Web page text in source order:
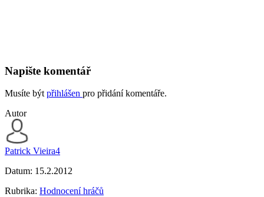
Napište komentář
Musíte být přihlášen pro přidání komentáře.
Autor
Patrick Vieira4
Datum: 15.2.2012
Rubrika: Hodnocení hráčů